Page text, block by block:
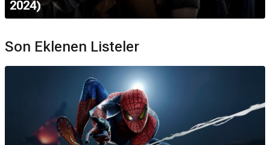
2024)
Son Eklenen Listeler